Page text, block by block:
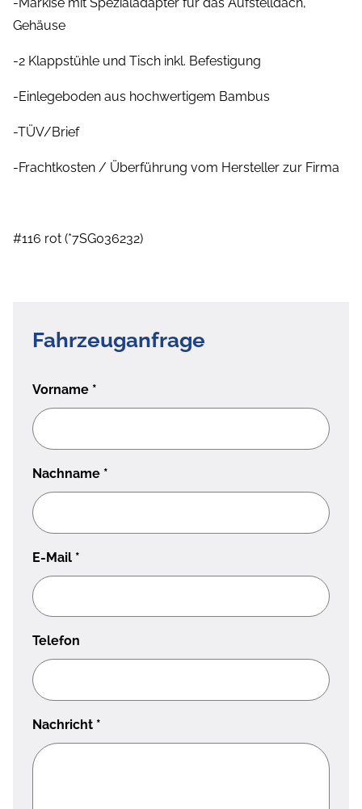
-Markise mit Spezialadapter für das Aufstelldach,
Gehäuse
-2 Klappstühle und Tisch inkl. Befestigung
-Einlegeboden aus hochwertigem Bambus
-TÜV/Brief
-Frachtkosten / Überführung vom Hersteller zur Firma
#116 rot (*7SG036232)
Fahrzeuganfrage
Vorname *
Nachname *
E-Mail *
Telefon
Nachricht *